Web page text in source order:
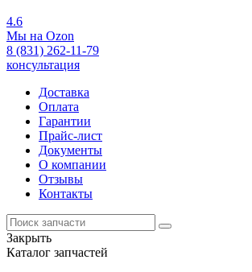
4.6
Мы на Ozon
8 (831) 262-11-79
консультация
Доставка
Оплата
Гарантии
Прайс-лист
Документы
О компании
Отзывы
Контакты
Закрыть
Каталог запчастей